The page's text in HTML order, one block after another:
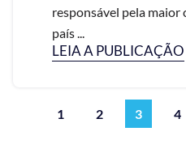
responsável pela maior
país ...
LEIA A PUBLICAÇÃO
1 2 3 4